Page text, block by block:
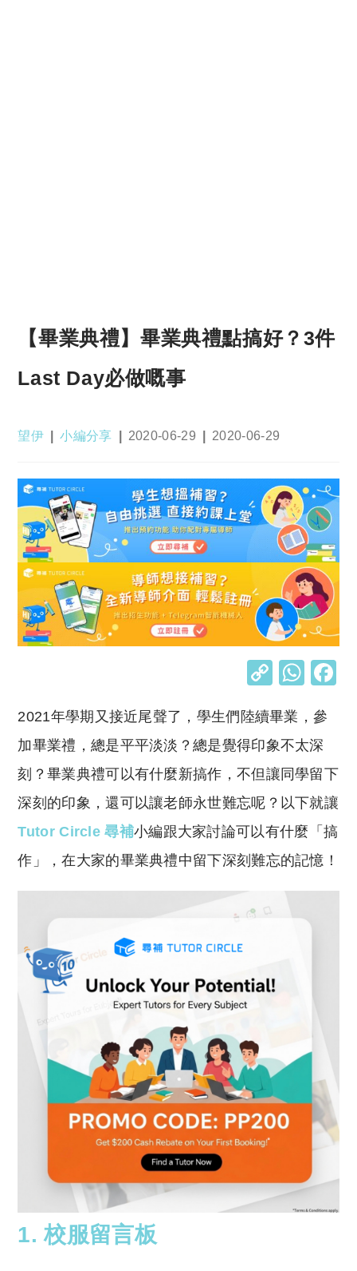
【畢業典禮】畢業典禮點搞好？3件
Last Day必做嘅事
Post
望伊
Post
小編分享
Post
2020-06-29
Post
2020-06-29
C
p
y
Li
n
k
W
at
s
A
p
p
2021年學期又接近尾聲了，學生們陸續畢業，參
加畢業禮，總是平平淡淡？總是覺得印象不太深
刻？畢業典禮可以有什麼新搞作，不但讓同學留下
深刻的印象，還可以讓老師永世難忘呢？以下就讓
Tutor Circle 尋補小編跟大家討論可以有什麼「搞
作」，在大家的畢業典禮中留下深刻難忘的記憶！
1. 校服留言板